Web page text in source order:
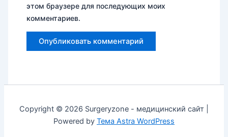
этом браузере для последующих моих
комментариев.
Copyright © 2026 Surgeryzone - медицинский сайт |
Powered by Тема Astra WordPress